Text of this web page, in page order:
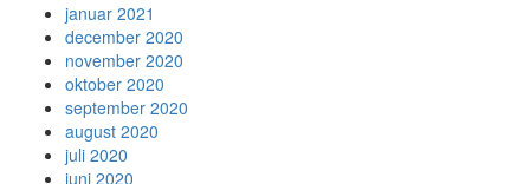
januar 2021
december 2020
november 2020
oktober 2020
september 2020
august 2020
juli 2020
juni 2020